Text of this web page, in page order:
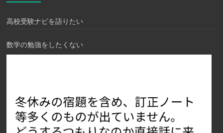
高校受験ナビを語りたい
数学の勉強をしたくない